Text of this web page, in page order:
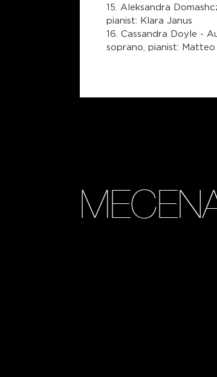
15. Aleksandra
pianist: Klara Janus
16. Cassandra Doyle -
soprano, pianist: Matteo